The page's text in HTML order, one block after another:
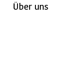
Über uns